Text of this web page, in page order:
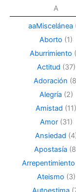
A
aaMiscelánea
Aborto (1)
Aburrimiento
Actitud (37)
Adoración
Alegría (2)
Amistad (11)
Amor (31)
Ansiedad
Apostasía
Arrepentimiento
Ateismo (3)